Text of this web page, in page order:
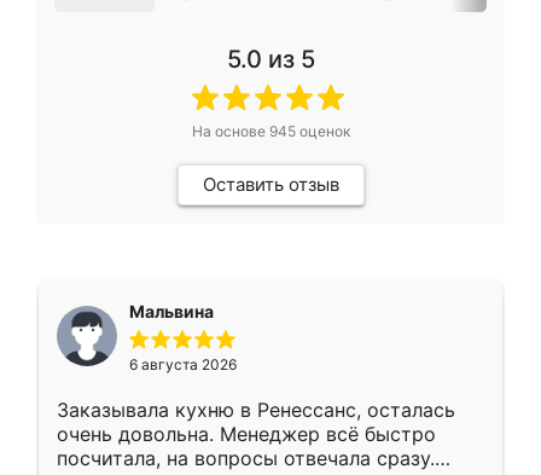
5.0 из 5
На основе 945оценок
Оставить отзыв
Мальвина
6 августа 2026
Заказывала кухню в Ренессанс, осталась
очень довольна. Менеджер всё быстро
посчитала, на вопросы отвечала сразу.